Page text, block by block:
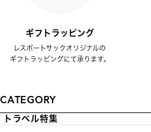
ギフトラッピング
レスポートサックオリジナルの
ギフトラッピングにて承ります。
CATEGORY
トラベル特集